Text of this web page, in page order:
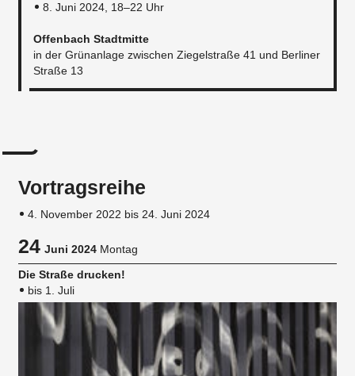
8. Juni 2024, 18–22 Uhr
Offenbach Stadtmitte
in der Grünanlage zwischen Ziegelstraße 41 und Berliner
Straße 13
Vortragsreihe
4. November 2022 bis 24. Juni 2024
24Juni 2024 Montag
Die Straße drucken!
bis 1. Juli